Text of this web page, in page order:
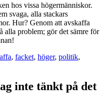
hos vissa högermänniskor.
svaga, alla stackars
Hur? Genom att avskaffa
alla problem; gör det sämre för
, facket, höger, politik,
inte tänkt på det